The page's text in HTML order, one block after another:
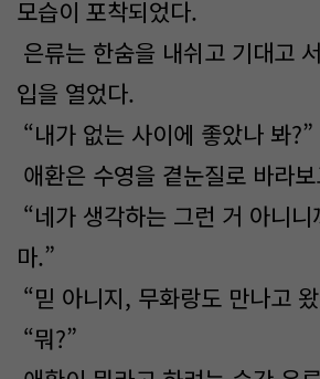
모습이 포착되었다.
은류는 한숨을 내쉬고 기대고
입을 열었다.
“내가 없는 사이에 좋았나 봐?”
애환은 수영을 곁눈질로 바라
“네가 생각하는 그런 거 아니니
마.”
“믿 아니지, 무화랑도 만나고
“뭐?”